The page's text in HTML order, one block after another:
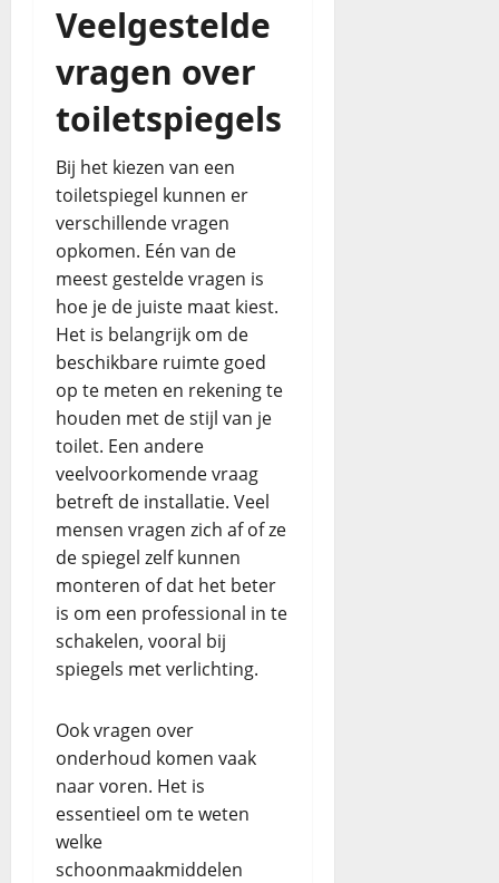
Veelgestelde
vragen over
toiletspiegels
Bij het kiezen van een
toiletspiegel kunnen er
verschillende vragen
opkomen. Eén van de
meest gestelde vragen is
hoe je de juiste maat kiest.
Het is belangrijk om de
beschikbare ruimte goed
op te meten en rekening te
houden met de stijl van je
toilet. Een andere
veelvoorkomende vraag
betreft de installatie. Veel
mensen vragen zich af of ze
de spiegel zelf kunnen
monteren of dat het beter
is om een professional in te
schakelen, vooral bij
spiegels met verlichting.
Ook vragen over
onderhoud komen vaak
naar voren. Het is
essentieel om te weten
welke
schoonmaakmiddelen